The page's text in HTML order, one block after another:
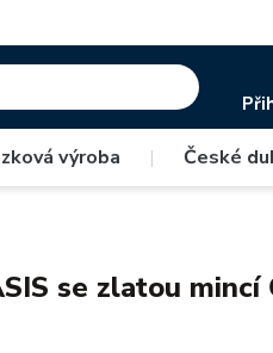
výroba | České
se zlatou mincí